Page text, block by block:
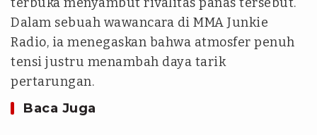
Dalam sebuah wawancara di MMA Junkie
Radio, ia menegaskan bahwa atmosfer penuh
tensi justru menambah daya tarik
pertarungan.
Baca Juga